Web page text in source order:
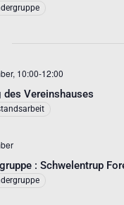
des Vereinshauses
10:00-12:00
: Schwelentrup